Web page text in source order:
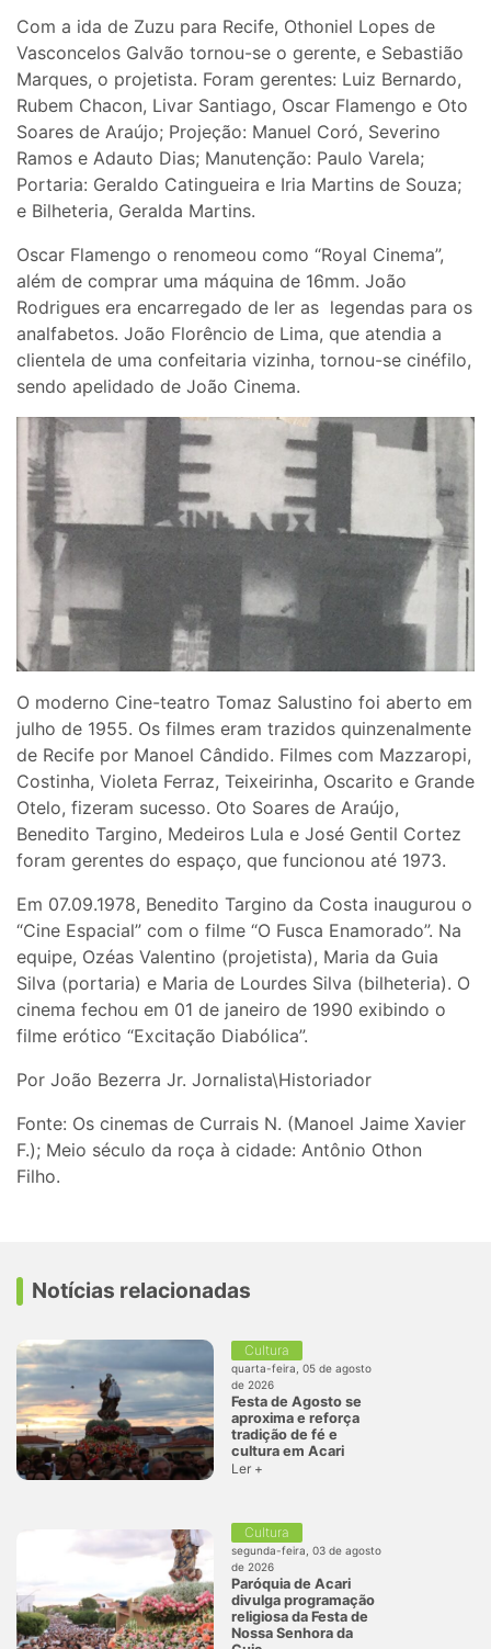
Com a ida de Zuzu para Recife, Othoniel Lopes de
Vasconcelos Galvão tornou-se o gerente, e Sebastião
Marques, o projetista. Foram gerentes: Luiz Bernardo,
Rubem Chacon, Livar Santiago, Oscar Flamengo e Oto
Soares de Araújo; Projeção: Manuel Coró, Severino
Ramos e Adauto Dias; Manutenção: Paulo Varela;
Portaria: Geraldo Catingueira e Iria Martins de Souza;
e Bilheteria, Geralda Martins.
Oscar Flamengo o renomeou como “Royal Cinema”,
além de comprar uma máquina de 16mm. João
Rodrigues era encarregado de ler as legendas para os
analfabetos. João Florêncio de Lima, que atendia a
clientela de uma confeitaria vizinha, tornou-se cinéfilo,
sendo apelidado de João Cinema.
O moderno Cine-teatro Tomaz Salustino foi aberto em
julho de 1955. Os filmes eram trazidos quinzenalmente
de Recife por Manoel Cândido. Filmes com Mazzaropi,
Costinha, Violeta Ferraz, Teixeirinha, Oscarito e Grande
Otelo, fizeram sucesso. Oto Soares de Araújo,
Benedito Targino, Medeiros Lula e José Gentil Cortez
foram gerentes do espaço, que funcionou até 1973.
Em 07.09.1978, Benedito Targino da Costa inaugurou o
“Cine Espacial” com o filme “O Fusca Enamorado”. Na
equipe, Ozéas Valentino (projetista), Maria da Guia
Silva (portaria) e Maria de Lourdes Silva (bilheteria). O
cinema fechou em 01 de janeiro de 1990 exibindo o
filme erótico “Excitação Diabólica”.
Por João Bezerra Jr. Jornalista\Historiador
Fonte: Os cinemas de Currais N. (Manoel Jaime Xavier
F.); Meio século da roça à cidade: Antônio Othon
Filho.
Notícias relacionadas
Cultura
quarta-feira, 05 de agosto
de 2026
Festa de Agosto se
aproxima e reforça
tradição de fé e
cultura em Acari
Ler +
Cultura
segunda-feira, 03 de agosto
de 2026
Paróquia de Acari
divulga programação
religiosa da Festa de
Nossa Senhora da